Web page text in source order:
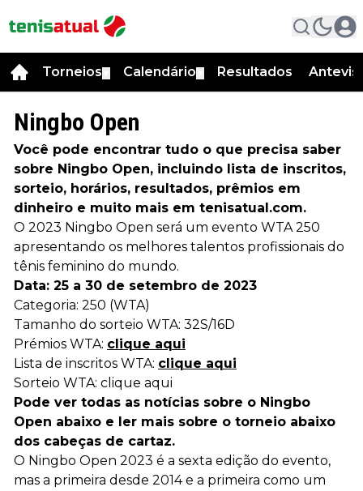
Torneios Calendário Resultados
Ningbo Open
Você pode encontrar tudo o que precisa saber
sobre Ningbo Open, incluindo lista de inscritos,
sorteio, horários, resultados, prêmios em
dinheiro e muito mais em tenisatual.com.
O 2023 Ningbo Open será um evento WTA 250
apresentando os melhores talentos profissionais do
tênis feminino do mundo.
Data: 25 a 30 de setembro de 2023
Categoria: 250 (WTA)
Tamanho do sorteio WTA: 32S/16D
Prémios WTA: clique aqui
Lista de inscritos WTA: clique aqui
Sorteio WTA: clique aqui
Pode ver todas as notícias sobre o Ningbo
Open abaixo e ler mais sobre o torneio abaixo
dos cabeças de cartaz.
O Ningbo Open 2023 é a sexta edição do evento,
mas a primeira desde 2014 e a primeira como um